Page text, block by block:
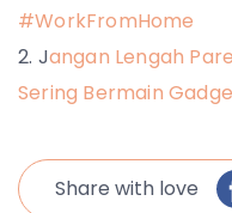
#WorkFromHome
Jangan Lengah
Sering Bermain
Share with love